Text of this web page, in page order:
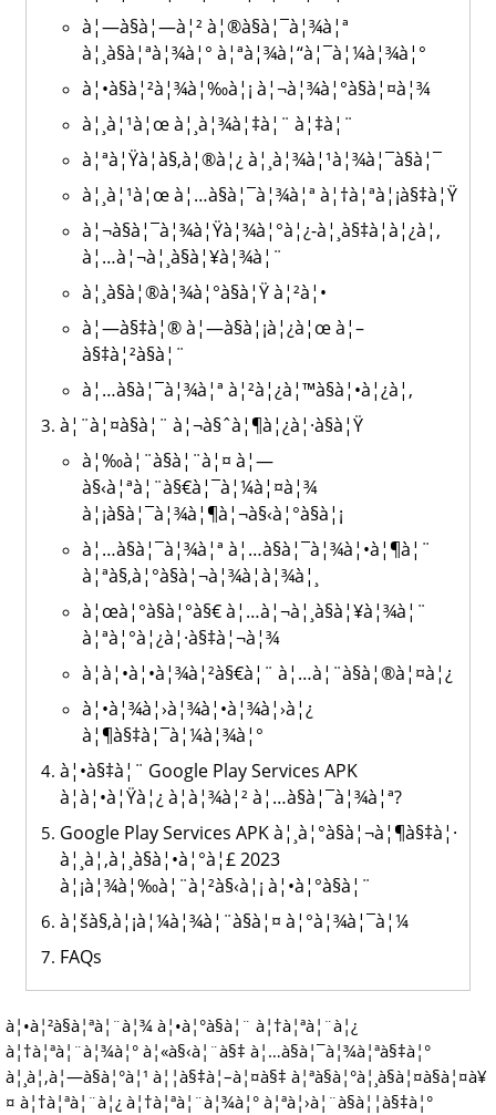
à¦—à§à¦—à¦² à¦®à§à¦¯à¦¾à¦ª
à¦¸à§à¦ªà¦¾à¦° à¦ªà¦¾à¦“à¦¯à¦¼à¦¾à¦°
à¦•à§à¦²à¦¾à¦‰à¦¡ à¦¬à¦¾à¦°à§à¦¤à¦¾
à¦¸à¦¹à¦œ à¦¸à¦¾à¦‡à¦¨ à¦‡à¦¨
à¦ªà¦Ÿà¦­à§‚à¦®à¦¿ à¦¸à¦¾à¦¹à¦¾à¦¯à§à¦¯
à¦¸à¦¹à¦œ à¦…à§à¦¯à¦¾à¦ª à¦†à¦ªà¦¡à§‡à¦Ÿ
à¦¬à§à¦¯à¦¾à¦Ÿà¦¾à¦°à¦¿-à¦¸à§‡à¦­à¦¿à¦‚
à¦…à¦¬à¦¸à§à¦¥à¦¾à¦¨
à¦¸à§à¦®à¦¾à¦°à§à¦Ÿ à¦²à¦•
à¦—à§‡à¦® à¦—à§à¦¡à¦¿à¦œ à¦–
à§‡à¦²à§à¦¨
à¦…à§à¦¯à¦¾à¦ª à¦²à¦¿à¦™à§à¦•à¦¿à¦‚
à¦¨à¦¤à§à¦¨ à¦¬à§ˆà¦¶à¦¿à¦·à§à¦Ÿ
à¦‰à¦¨à§à¦¨à¦¤ à¦—
à§‹à¦ªà¦¨à§€à¦¯à¦¼à¦¤à¦¾
à¦¡à§à¦¯à¦¾à¦¶à¦¬à§‹à¦°à§à¦¡
à¦…à§à¦¯à¦¾à¦ª à¦…à§à¦¯à¦¾à¦•à¦¶à¦¨
à¦ªà§‚à¦°à§à¦¬à¦¾à¦­à¦¾à¦¸
à¦œà¦°à§à¦°à§€ à¦…à¦¬à¦¸à§à¦¥à¦¾à¦¨
à¦ªà¦°à¦¿à¦·à§‡à¦¬à¦¾
à¦à¦•à¦•à¦¾à¦²à§€à¦¨ à¦…à¦¨à§à¦®à¦¤à¦¿
à¦•à¦¾à¦›à¦¾à¦•à¦¾à¦›à¦¿
à¦¶à§‡à¦¯à¦¼à¦¾à¦°
à¦•à§‡à¦¨ Google Play Services APK
à¦à¦•à¦Ÿà¦¿ à¦­à¦¾à¦² à¦…à§à¦¯à¦¾à¦ª?
Google Play Services APK à¦¸à¦°à§à¦¬à¦¶à§‡à¦·
à¦¸à¦‚à¦¸à§à¦•à¦°à¦£ 2023
à¦¡à¦¾à¦‰à¦¨à¦²à§‹à¦¡ à¦•à¦°à§à¦¨
à¦šà§‚à¦¡à¦¼à¦¾à¦¨à§à¦¤ à¦°à¦¾à¦¯à¦¼
FAQs
à¦•à¦²à§à¦ªà¦¨à¦¾ à¦•à¦°à§à¦¨ à¦†à¦ªà¦¨à¦¿
à¦†à¦ªà¦¨à¦¾à¦° à¦«à§‹à¦¨à§‡ à¦…à§à¦¯à¦¾à¦ªà§‡à¦°
à¦¸à¦‚à¦—à§à¦°à¦¹ à¦¦à§‡à¦–à¦¤à§‡ à¦ªà§à¦°à¦¸à§à¦¤à§à¦¤à¥
¤ à¦†à¦ªà¦¨à¦¿ à¦†à¦ªà¦¨à¦¾à¦° à¦ªà¦›à¦¨à§à¦¦à§‡à¦°